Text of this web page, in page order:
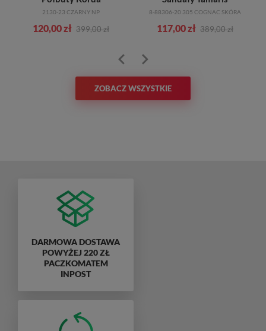
2130-23 CZARNY NP
120,00 zł 399,00 zł
8-88306-20 305 COGNAC SKÓRA
117,00 zł 389,00 zł
ZOBACZ WSZYSTKIE
DARMOWA DOSTAWA
POWYŻEJ 220 ZŁ
PACZKOMATEM
INPOST